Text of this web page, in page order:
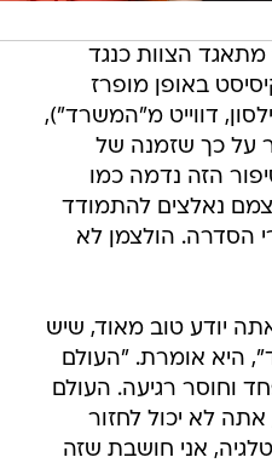
הצוות כנגד
באופן מופרז
דווייט מ"המשרד"),
על כך שזמנה של
הזה נדמה כמו
נאלצים להתמודד
הסדרה. הולצמן לא
יודע טוב מאוד, שיש
היא אומרת. "העולם
וחוסר רגיעה. העולם
לא יכול לחזור
אני חושבת שזה